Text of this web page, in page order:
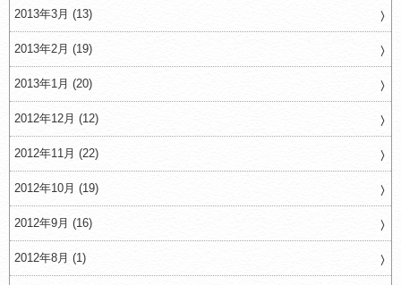
2013年3月 (13)
2013年2月 (19)
2013年1月 (20)
2012年12月 (12)
2012年11月 (22)
2012年10月 (19)
2012年9月 (16)
2012年8月 (1)